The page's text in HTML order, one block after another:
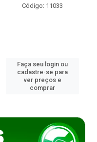
Código: 11033
Faça seu login ou
cadastre-se para
ver preços e
comprar